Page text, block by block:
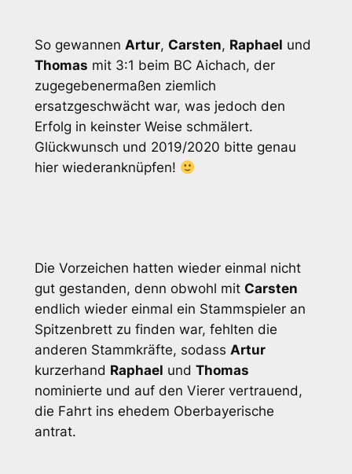
So gewannen Artur, Carsten, Raphael und
Thomas mit 3:1 beim BC Aichach, der
zugegebenermaßen ziemlich
ersatzgeschwächt war, was jedoch den
Erfolg in keinster Weise schmälert.
Glückwunsch und 2019/2020 bitte genau
hier wiederanknüpfen!
Die Vorzeichen hatten wieder einmal nicht
gut gestanden, denn obwohl mit Carsten
endlich wieder einmal ein Stammspieler an
Spitzenbrett zu finden war, fehlten die
anderen Stammkräfte, sodass Artur
kurzerhand Raphael und Thomas
nominierte und auf den Vierer vertrauend,
die Fahrt ins ehedem Oberbayerische
antrat.